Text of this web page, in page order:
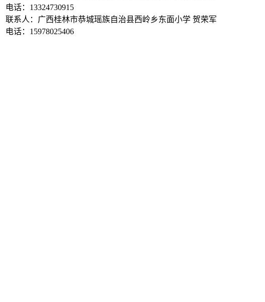
电话：13324730915
联系人：广西桂林市恭城瑶族自治县西岭乡东面小学 贺荣军
电话：15978025406